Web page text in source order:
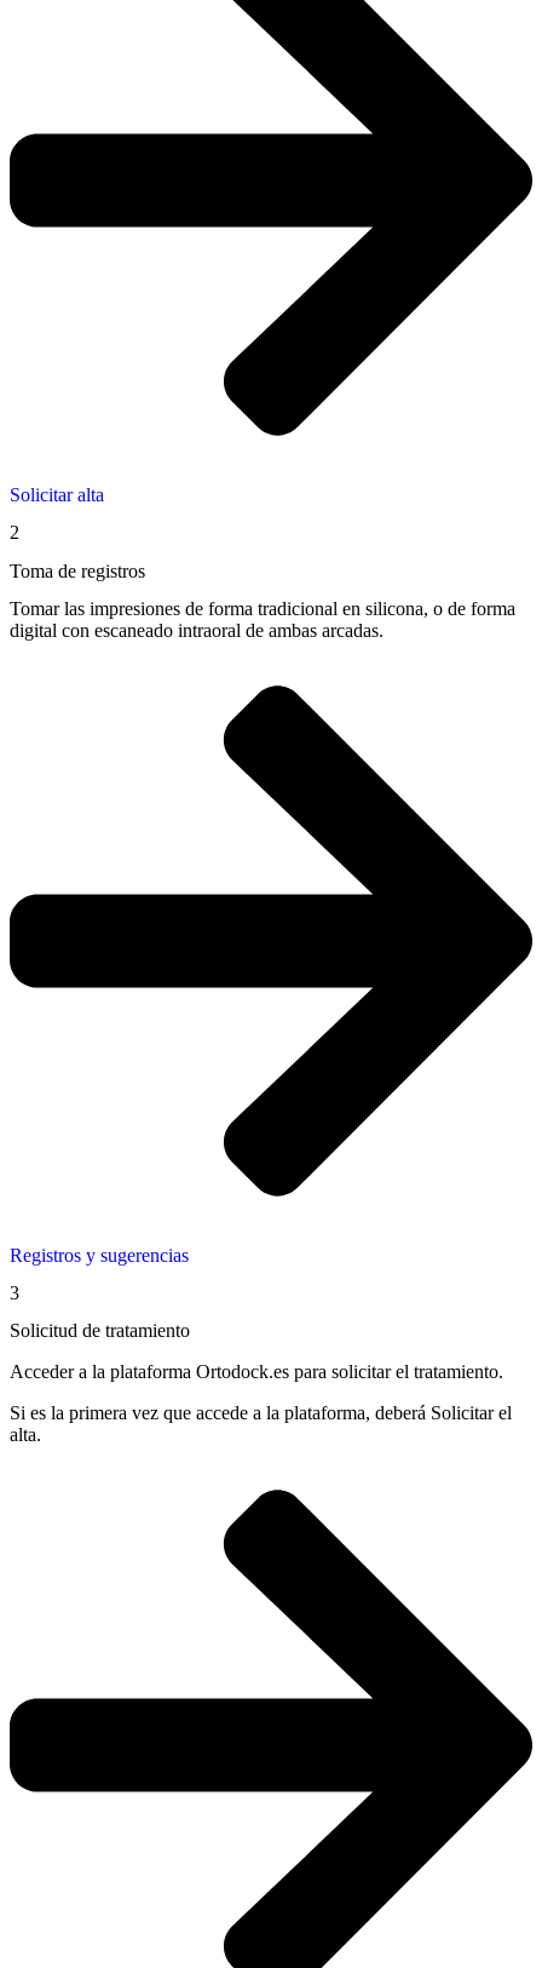
Solicitar alta
2
Toma de registros
Tomar las impresiones de forma tradicional en silicona, o de forma
digital con escaneado intraoral de ambas arcadas.
Registros y sugerencias
3
Solicitud de tratamiento
Acceder a la plataforma Ortodock.es para solicitar el tratamiento.
Si es la primera vez que accede a la plataforma, deberá Solicitar el
alta.